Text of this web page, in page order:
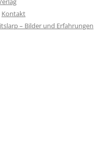
Kontakt
– Bilder und Erfahrungen